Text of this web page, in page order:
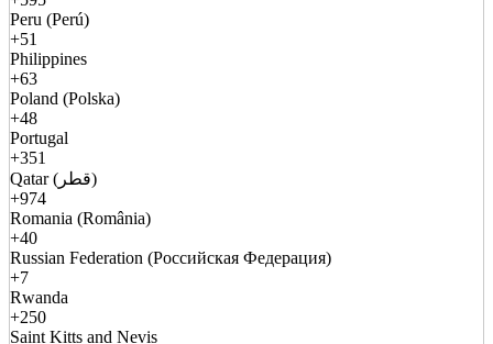
Peru (Perú)
+51
Philippines
+63
Poland (Polska)
+48
Portugal
+351
Qatar (قطر)
+974
Romania (România)
+40
Russian Federation (Российская Федерация)
+7
Rwanda
+250
Saint Kitts and Nevis